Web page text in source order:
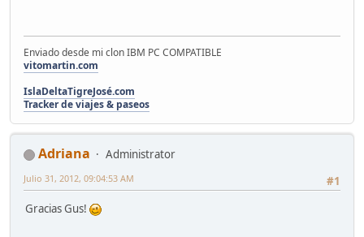
Enviado desde mi clon IBM PC COMPATIBLE
vitomartin.com
IslaDeltaTigreJosé.com
Tracker de viajes & paseos
Adriana
Administrator
#1
Julio 31, 2012, 09:04:53 AM
Gracias Gus!